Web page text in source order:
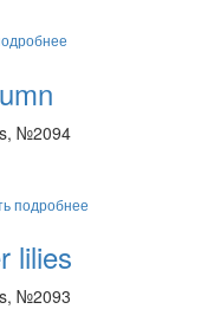
№2094
подробнее
lilies
№2093